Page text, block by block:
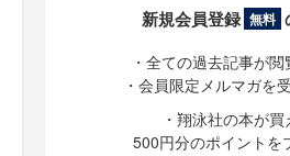
新規会員登録 無料
・全ての過去記事が
・会員限定メルマガを
・翔泳社の本が買
500円分のポイントを